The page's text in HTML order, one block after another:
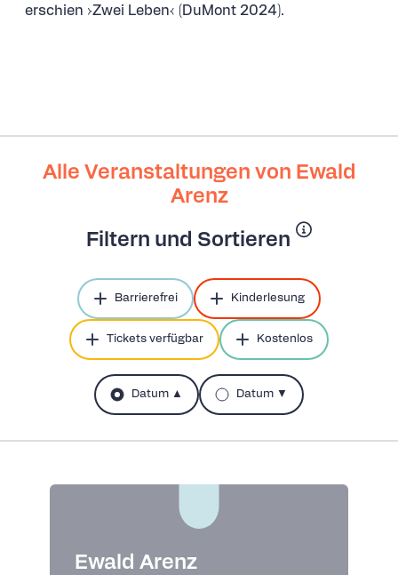
erschien ›Zwei Leben‹ (DuMont 2024).
Alle Veranstaltungen von Ewald
Arenz
Filtern und Sortieren
Barrierefrei Kinderlesung
Tickets verfügbar Kostenlos
Datum ▲ Datum ▼
Ewald Arenz